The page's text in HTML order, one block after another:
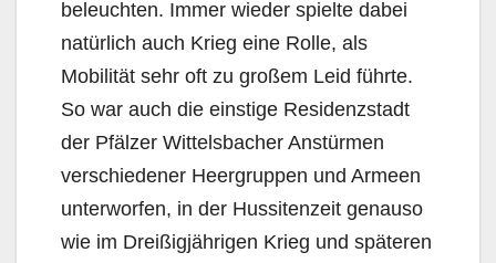
beleuchten. Immer wieder spielte dabei
natürlich auch Krieg eine Rolle, als
Mobilität sehr oft zu großem Leid führte.
So war auch die einstige Residenzstadt
der Pfälzer Wittelsbacher Anstürmen
verschiedener Heergruppen und Armeen
unterworfen, in der Hussitenzeit genauso
wie im Dreißigjährigen Krieg und späteren